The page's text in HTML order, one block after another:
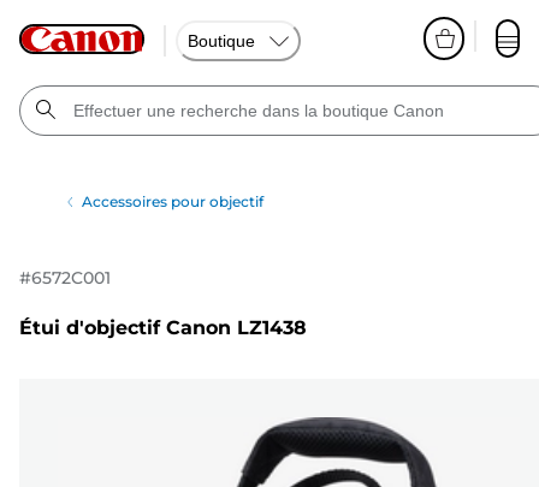
Boutique
Accessoires pour objectif
#6572C001
Étui d'objectif Canon LZ1438